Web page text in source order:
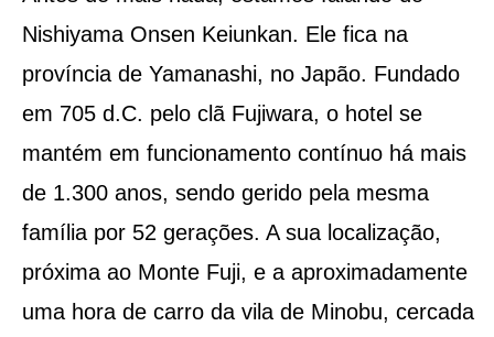
Nishiyama Onsen Keiunkan. Ele fica na
província de Yamanashi, no Japão. Fundado
em 705 d.C. pelo clã Fujiwara, o hotel se
mantém em funcionamento contínuo há mais
de 1.300 anos, sendo gerido pela mesma
família por 52 gerações. A sua localização,
próxima ao Monte Fuji, e a aproximadamente
uma hora de carro da vila de Minobu, cercada